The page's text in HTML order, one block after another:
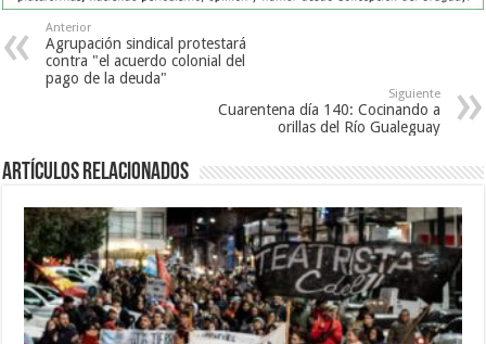
Anterior
Agrupación sindical protestará
contra "el acuerdo colonial del
pago de la deuda"
Siguiente
Cuarentena día 140: Cocinando a
orillas del Río Gualeguay
Artículos Relacionados